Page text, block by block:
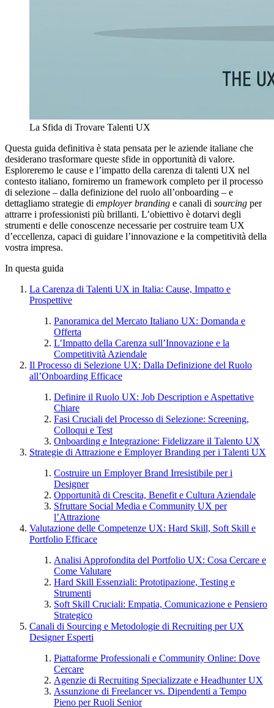
La Sfida di Trovare Talenti UX
Questa guida definitiva è stata pensata per le aziende italiane che
desiderano trasformare queste sfide in opportunità di valore.
Esploreremo le cause e l’impatto della carenza di talenti UX nel
contesto italiano, forniremo un framework completo per il processo
di selezione – dalla definizione del ruolo all’onboarding – e
dettagliamo strategie di employer branding e canali di sourcing per
attrarre i professionisti più brillanti. L’obiettivo è dotarvi degli
strumenti e delle conoscenze necessarie per costruire team UX
d’eccellenza, capaci di guidare l’innovazione e la competitività della
vostra impresa.
In questa guida
La Carenza di Talenti UX in Italia: Cause, Impatto e
Prospettive
Panoramica del Mercato Italiano UX: Domanda e
Offerta
L’Impatto della Carenza sull’Innovazione e la
Competitività Aziendale
Il Processo di Selezione UX: Dalla Definizione del Ruolo
all’Onboarding Efficace
Definire il Ruolo UX: Job Description e Aspettative
Chiare
Fasi Cruciali del Processo di Selezione: Screening,
Colloqui e Test
Onboarding e Integrazione: Fidelizzare il Talento UX
Strategie di Attrazione e Employer Branding per i Talenti UX
Costruire un Employer Brand Irresistibile per i
Designer
Opportunità di Crescita, Benefit e Cultura Aziendale
Sfruttare Social Media e Community UX per
l’Attrazione
Valutazione delle Competenze UX: Hard Skill, Soft Skill e
Portfolio Efficace
Analisi Approfondita del Portfolio UX: Cosa Cercare e
Come Valutare
Hard Skill Essenziali: Prototipazione, Testing e
Strumenti
Soft Skill Cruciali: Empatia, Comunicazione e Pensiero
Strategico
Canali di Sourcing e Metodologie di Recruiting per UX
Designer Esperti
Piattaforme Professionali e Community Online: Dove
Cercare
Agenzie di Recruiting Specializzate e Headhunter UX
Assunzione di Freelancer vs. Dipendenti a Tempo
Pieno per Ruoli Senior